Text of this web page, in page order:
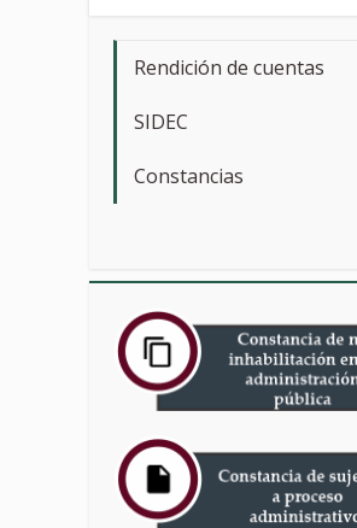
Rendición de cuentas
SIDEC
Constancias